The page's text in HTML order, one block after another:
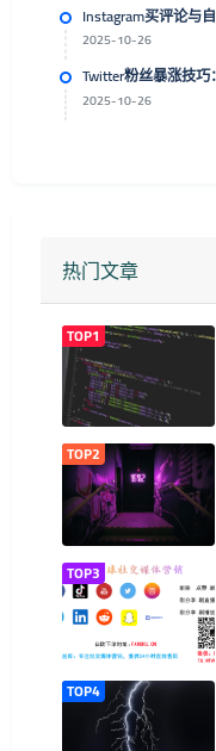
Instagram买评论与
2025-10-26
Twitter粉丝暴涨技
2025-10-26
热门文章
TOP1
TOP2
TOP3
TOP4